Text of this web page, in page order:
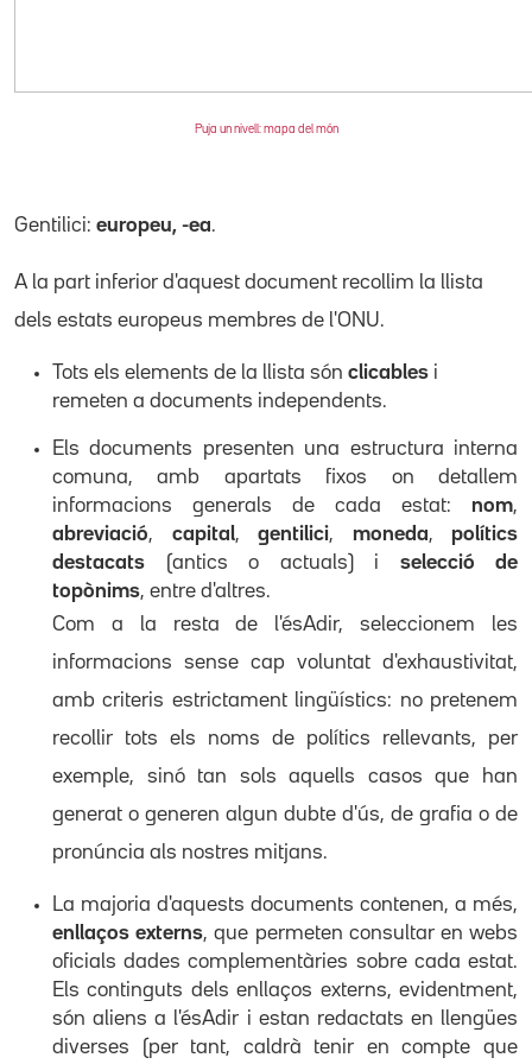
Puja un nivell: mapa del món
Gentilici: europeu, -ea.
A la part inferior d'aquest document recollim la llista
dels estats europeus membres de l'ONU.
Tots els elements de la llista són clicables i
remeten a documents independents.
Els documents presenten una estructura interna
comuna, amb apartats fixos on detallem
informacions generals de cada estat: nom,
abreviació, capital, gentilici, moneda, polítics
destacats (antics o actuals) i selecció de
topònims, entre d'altres.
Com a la resta de l'ésAdir, seleccionem les
informacions sense cap voluntat d'exhaustivitat,
amb criteris estrictament lingüístics: no pretenem
recollir tots els noms de polítics rellevants, per
exemple, sinó tan sols aquells casos que han
generat o generen algun dubte d'ús, de grafia o de
pronúncia als nostres mitjans.
La majoria d'aquests documents contenen, a més,
enllaços externs, que permeten consultar en webs
oficials dades complementàries sobre cada estat.
Els continguts dels enllaços externs, evidentment,
són aliens a l'ésAdir i estan redactats en llengües
diverses (per tant, caldrà tenir en compte que